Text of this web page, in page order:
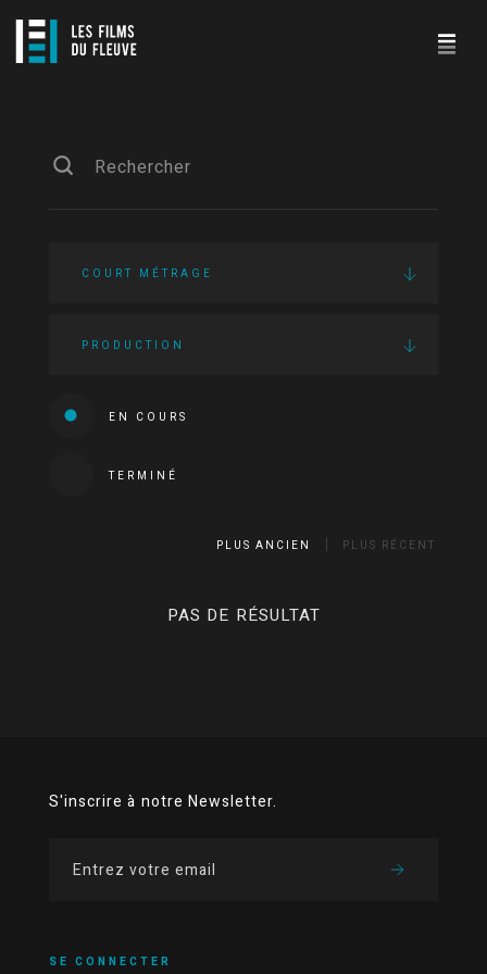
COURT MÉTRAGE
PRODUCTION
EN COURS
TERMINÉ
PLUS ANCIEN PLUS RÉCENT
PAS DE RÉSULTAT
S'inscrire à notre Newsletter.
SE CONNECTER